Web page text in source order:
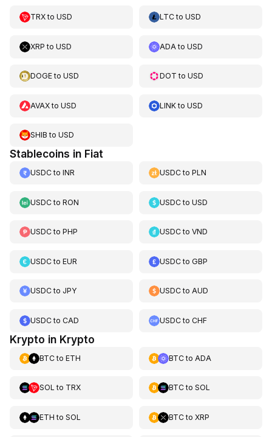
TRXto USD LTCtoUSD
XRP to USD ADA toUSD
DOGEto USD DOT toUSD
AVAXto USD LINKtoUSD
SHIB to USD
Stablecoins in Fiat
USDCto INR USDCtoPLN
USDCto RON USDCtoUSD
USDCto PHP USDCtoVND
USDCto EUR USDCtoGBP
USDCto JPY USDCtoAUD
USDCto CAD USDCtoCHF
Krypto in Krypto
BTCto ETH BTCto ADA
SOL to TRX BTCto SOL
ETH to SOL BTCto XRP